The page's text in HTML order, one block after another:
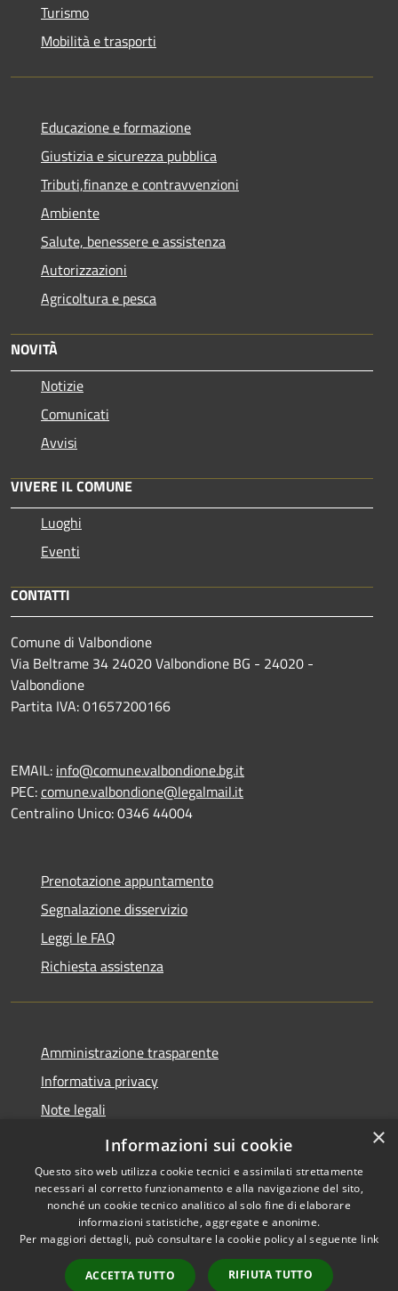
Turismo
Mobilità e trasporti
Educazione e formazione
Giustizia e sicurezza pubblica
Tributi,finanze e contravvenzioni
Ambiente
Salute, benessere e assistenza
Autorizzazioni
Agricoltura e pesca
NOVITÀ
Notizie
Comunicati
Avvisi
VIVERE IL COMUNE
Luoghi
Eventi
CONTATTI
Comune di Valbondione
Via Beltrame 34 24020 Valbondione BG - 24020 -
Valbondione
Partita IVA: 01657200166
EMAIL: info@comune.valbondione.bg.it
PEC:comune.valbondione@legalmail.it
Centralino Unico: 0346 44004
Prenotazione appuntamento
Segnalazione disservizio
Leggi le FAQ
Richiesta assistenza
Amministrazione trasparente
Informativa privacy
Note legali
Dichiarazione di accessibilità
Accessibilità
Copyright © 2026 • Comune di
Valbondione • Powered by
Municipium•
Accesso
×
Informazioni sui cookie
Questo sito web utilizza cookie tecnici e assimilati strettamente
necessari al corretto funzionamento e alla navigazione del sito,
nonché un cookie tecnico analitico al solo fine di elaborare
informazioni statistiche, aggregate e anonime.
Per maggiori dettagli, può consultare la cookie policy al seguente link
ACCETTA TUTTO RIFIUTA TUTTO